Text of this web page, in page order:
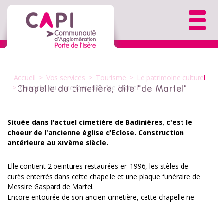
Accueil > Vos services > Tourisme > Le patrimoine culturel
>Chapelle du cimetière, dite "de Martel"
Chapelle du cimetière, dite "de Martel"
Située dans l'actuel cimetière de Badinières, c'est le
choeur de l'ancienne église d'Eclose. Construction
antérieure au XIVème siècle.
Elle contient 2 peintures restaurées en 1996, les stèles de
curés enterrés dans cette chapelle et une plaque funéraire de
Messire Gaspard de Martel.
Encore entourée de son ancien cimetière, cette chapelle ne